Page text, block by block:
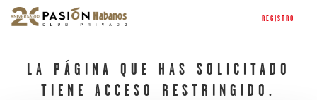
REGISTRO
LA PÁGINA QUE HAS SOLICITADO
TIENE ACCESO RESTRINGIDO.